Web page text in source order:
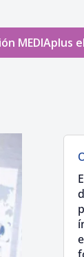
MEDIAplus